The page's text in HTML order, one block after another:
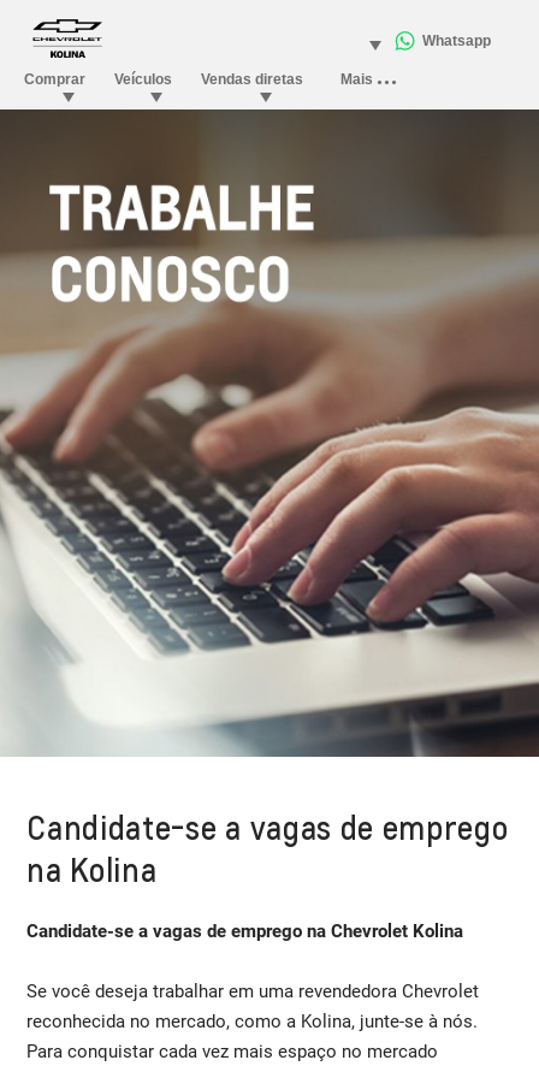
Candidate-se a vagas de emprego
na Kolina
Candidate-se a vagas de emprego na Chevrolet Kolina
Se você deseja trabalhar em uma revendedora Chevrolet
reconhecida no mercado, como a Kolina, junte-se à nós.
Para conquistar cada vez mais espaço no mercado